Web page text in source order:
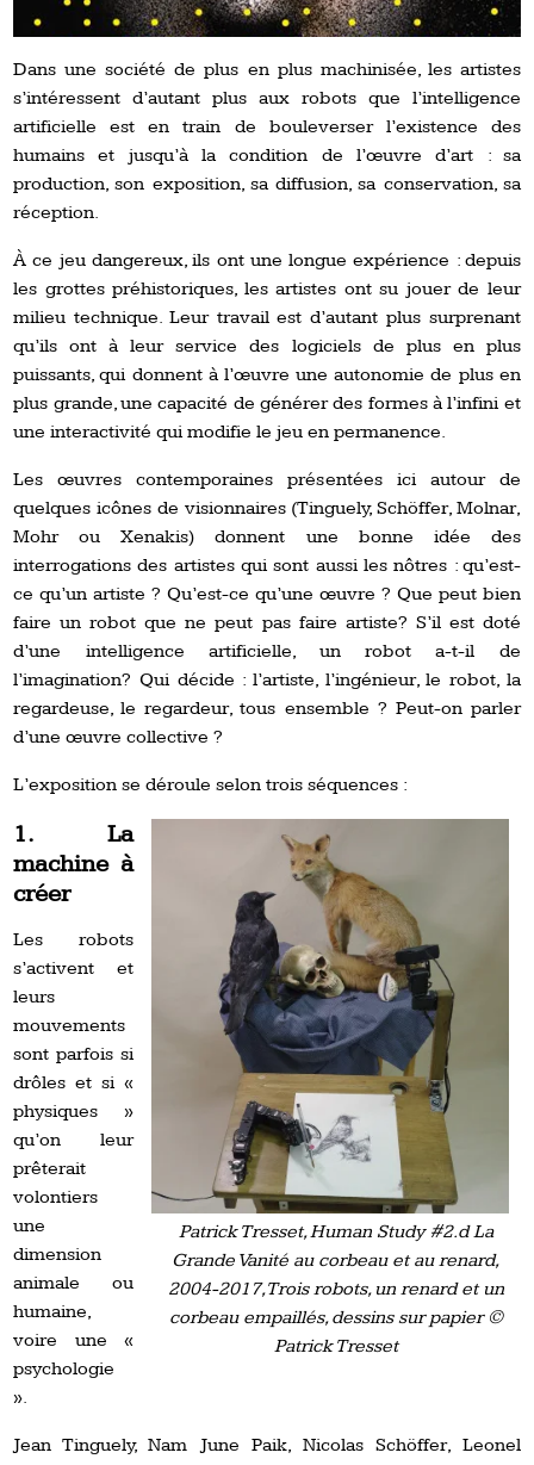
Dans une société de plus en plus machinisée, les artistes
s’intéressent d’autant plus aux robots que l’intelligence
artificielle est en train de bouleverser l’existence des
humains et jusqu’à la condition de l’œuvre d’art : sa
production, son exposition, sa diffusion, sa conservation, sa
réception.
À ce jeu dangereux, ils ont une longue expérience : depuis
les grottes préhistoriques, les artistes ont su jouer de leur
milieu technique. Leur travail est d’autant plus surprenant
qu’ils ont à leur service des logiciels de plus en plus
puissants, qui donnent à l’œuvre une autonomie de plus en
plus grande, une capacité de générer des formes à l’infini et
une interactivité qui modifie le jeu en permanence.
Les œuvres contemporaines présentées ici autour de
quelques icônes de visionnaires (Tinguely, Schöffer, Molnar,
Mohr ou Xenakis) donnent une bonne idée des
interrogations des artistes qui sont aussi les nôtres : qu’est-
ce qu’un artiste ? Qu’est-ce qu’une œuvre ? Que peut bien
faire un robot que ne peut pas faire artiste? S’il est doté
d’une intelligence artificielle, un robot a-t-il de
l’imagination? Qui décide : l’artiste, l’ingénieur, le robot, la
regardeuse, le regardeur, tous ensemble ? Peut-on parler
d’une œuvre collective ?
L’exposition se déroule selon trois séquences :
Patrick Tresset, Human Study #2.d La
Grande Vanité au corbeau et au renard,
2004-2017, Trois robots, un renard et un
corbeau empaillés, dessins sur papier ©
Patrick Tresset
1. La
machine à
créer
Les robots
s’activent et
leurs
mouvements
sont parfois si
drôles et si «
physiques »
qu’on leur
prêterait
volontiers
une
dimension
animale ou
humaine,
voire une «
psychologie
».
Jean Tinguely, Nam June Paik, Nicolas Schöffer, Leonel